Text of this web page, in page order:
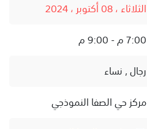
الثلاثاء ، 08 أكتوبر ، 2024
7:00 م - 9:00 م
رجال , نساء
مركز حي الصفا النموذجي